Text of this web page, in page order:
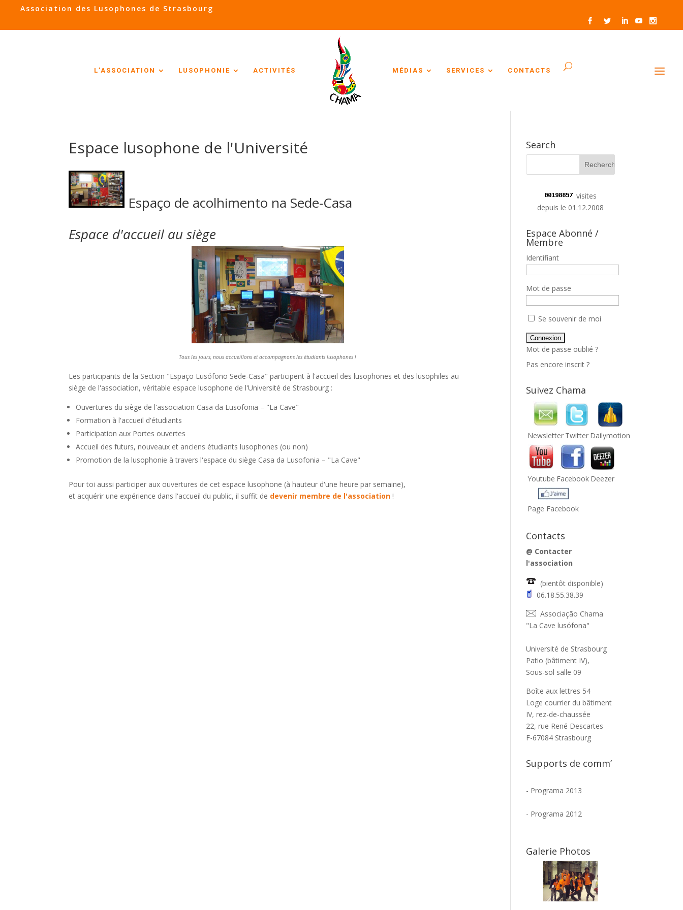
Association des Lusophones de Strasbourg
L’ASSOCIATION LUSOPHONIE ACTIVITÉS MÉDIAS SERVICES CONTACTS
Espace lusophone de l'Université
Espaço de acolhimento na Sede-Casa
Espace d'accueil au siège
Tous les jours, nous accueillons et accompagnons les étudiants lusophones !
Les participants de la Section "Espaço Lusófono Sede-Casa" participent à l'accueil des lusophones et des lusophiles au
siège de l'association, véritable espace lusophone de l'Université de Strasbourg :
Ouvertures du siège de l'association Casa da Lusofonia – "La Cave"
Formation à l'accueil d'étudiants
Participation aux Portes ouvertes
Accueil des futurs, nouveaux et anciens étudiants lusophones (ou non)
Promotion de la lusophonie à travers l'espace du siège Casa da Lusofonia – "La Cave"
Pour toi aussi participer aux ouvertures de cet espace lusophone (à hauteur d'une heure par semaine),
et acquérir une expérience dans l'accueil du public, il suffit de devenir membre de l'association !
Search
visites
depuis le 01.12.2008
Espace Abonné /
Membre
Identifiant
Mot de passe
Se souvenir de moi
Mot de passe oublié ?
Pas encore inscrit ?
Suivez Chama
Newsletter Twitter Dailymotion
Youtube Facebook Deezer
Page Facebook
Contacts
@ Contacter
l'association
(bientôt disponible)
06.18.55.38.39
Associação Chama
"La Cave lusófona"
Université de Strasbourg
Patio (bâtiment IV),
Sous-sol salle 09
Boîte aux lettres 54
Loge courrier du bâtiment
IV, rez-de-chaussée
22, rue René Descartes
F-67084 Strasbourg
Supports de comm’
- Programa 2013
- Programa 2012
Galerie Photos